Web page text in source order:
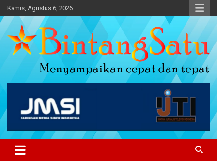
Skip
to
content
Kamis, Agustus 6, 2026
Portal Berita Nasional dan
Regional